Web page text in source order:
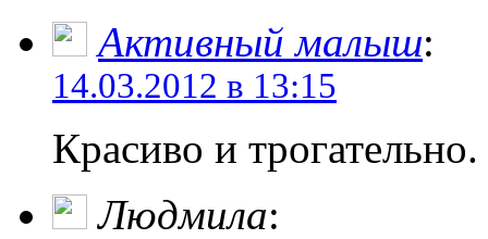
Активный малыш:
14.03.2012 в 13:15
Красиво и трогательно.
Людмила: